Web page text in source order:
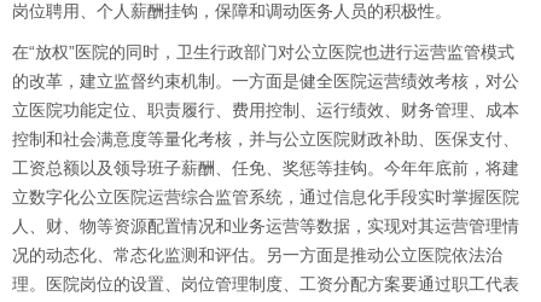
岗位聘用、个人薪酬挂钩，保障和调动医务人员的积极性。
在“放权”医院的同时，卫生行政部门对公立医院也进行运营监管模式
的改革，建立监督约束机制。一方面是健全医院运营绩效考核，对公
立医院功能定位、职责履行、费用控制、运行绩效、财务管理、成本
控制和社会满意度等量化考核，并与公立医院财政补助、医保支付、
工资总额以及领导班子薪酬、任免、奖惩等挂钩。今年年底前，将建
立数字化公立医院运营综合监管系统，通过信息化手段实时掌握医院
人、财、物等资源配置情况和业务运营等数据，实现对其运营管理情
况的动态化、常态化监测和评估。另一方面是推动公立医院依法治
理。医院岗位的设置、岗位管理制度、工资分配方案要通过职工代表